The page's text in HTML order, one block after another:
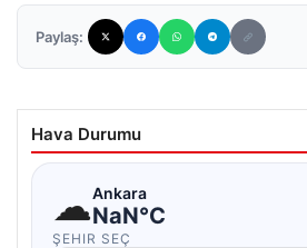
Paylaş:
Hava Durumu
☁Ankara
NaN°C
ŞEHIR SEÇ